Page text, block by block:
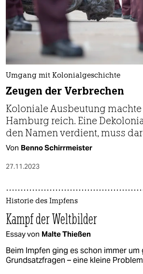
Umgang mit Kolonialgeschichte
Zeugen der Verbrechen
Koloniale Ausbeutung
Hamburg reich. Eine
den Namen verdient, muss
Von Benno Schirrmeister
27.11.2023
Historie des Impfens
Kampf der Weltbilder
Essay von Malte Thießen
Beim Impfen ging es schon immer
Grundsatzfragen – eine kleine